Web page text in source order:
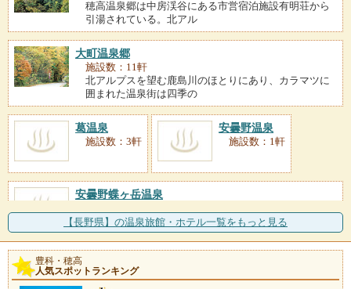
穂高温泉郷は中房渓谷にある市営宿泊施設有明荘から
引湯されている。北アル
大町温泉郷
施設数：11軒
北アルプスを望む鹿島川のほとりにあり、カラマツに
囲まれた温泉街は四季の
葛温泉
施設数：3軒
安曇野温泉
施設数：1軒
安曇野蝶ヶ岳温泉
北アルプス常念岳を望み、鳥川渓谷緑地沿いに佇む自
然に囲まれた温泉。
【長野県】の温泉旅館・ホテル一覧をもっと見る
豊科・穂高
人気スポットランキング